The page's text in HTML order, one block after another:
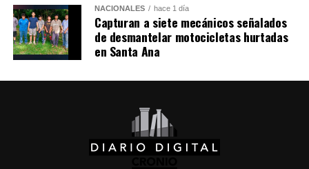
extorsionar al hombre
con quien sostuvo una
relación
extramatrimonial, a
quien amenazaba con
exponer material íntimo
y contarle a su esposa
NACIONALES hace 1 día
Capturan a siete mecánicos señalados
de desmantelar motocicletas hurtadas
en Santa Ana